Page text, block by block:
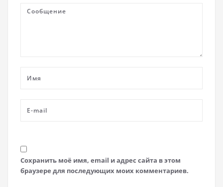
Сохранить моё имя, email и адрес сайта в этом
браузере для последующих моих комментариев.